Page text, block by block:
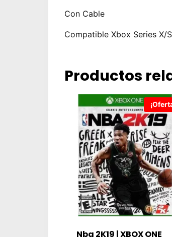
Con Cable
Compatible Xbox Series X/S
Productos
Nba 2K19 | XBOX ONE